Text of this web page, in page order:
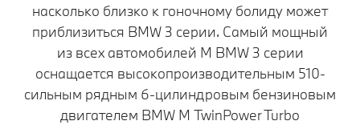
насколько близко к гоночному болиду может
приблизиться BMW 3 серии. Самый мощный
из всех автомобилей M BMW 3 серии
оснащается высокопроизводительным 510-
сильным рядным 6-цилиндровым бензиновым
двигателем BMW M TwinPower Turbo